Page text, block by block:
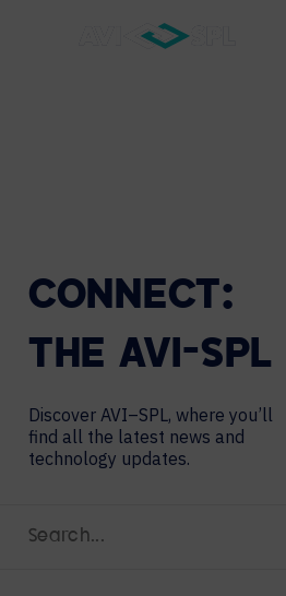
CONNECT:
THE AVI-SPL
Discover AVI–SPL, where you’ll
find all the latest news and
technology updates.